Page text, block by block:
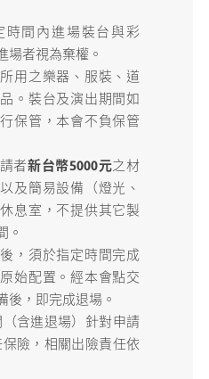
時間內進場裝台與彩
場者視為棄權。
用之樂器、服裝、道
。裝台及演出期間如
保管，本會不負保管
者新台幣5000元之材
及簡易設備（燈光、
息室，不提供其它製
。
，須於指定時間完成
始配置。經本會點交
後，即完成退場。
含進退場）針對申請
險，相關出險責任依